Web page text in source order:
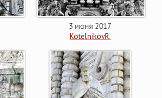
3 июня 2017
KotelnikovR.